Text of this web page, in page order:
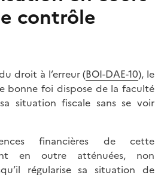
contrôle
droit à l’erreur (BOI-DAE-10), le
bonne foi dispose de la faculté
situation fiscale sans se voir
financières de cette
en outre atténuées, non
régularise sa situation de